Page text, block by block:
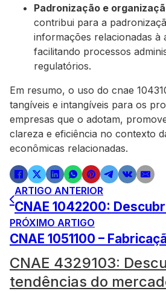
Padronização e
contribui para a
informações relacionadas à
facilitando processos
regulatórios.
Em resumo, o uso do cnae
tangíveis e intangíveis para os
empresas que o adotam,
clareza e eficiência no contexto
econômicas relacionadas.
ARTIGO ANTERIOR
PRÓXIMO ARTIGO
CNAE 4329103:
tendências do